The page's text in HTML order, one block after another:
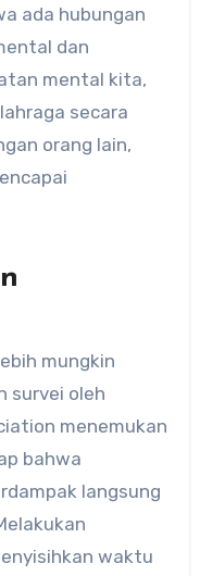
ada hubungan
dan
mental kita,
secara
orang lain,
mungkin
survei oleh
menemukan
bahwa
langsung
waktu